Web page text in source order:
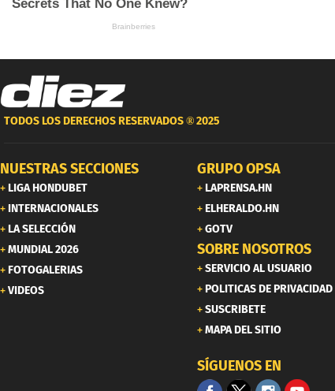
TODOS LOS DERECHOS RESERVADOS ®2025
NUESTRAS SECCIONES
LIGA HONDUBET
INTERNACIONALES
LA SELECCIÓN
MUNDIAL 2026
FOTOGALERIAS
VIDEOS
GRUPO OPSA
LAPRENSA.HN
ELHERALDO.HN
GOTV
SOBRE NOSOTROS
SERVICIO AL USUARIO
POLITICAS DE PRIVACIDAD
SUSCRIBETE
MAPA DEL SITIO
SÍGUENOS EN